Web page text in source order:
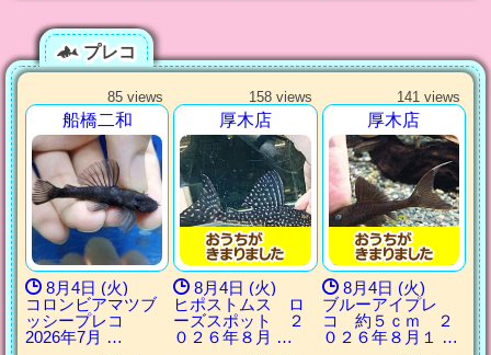
プレコ
85 views
船橋二和
8月4日 (火)
コロンビアマツブ
ッシープレコ
2026年7月 …
158 views
厚木店
8月4日 (火)
ヒポストムス ロ
ーズスポット ２
０２６年８月 …
141 views
厚木店
8月4日 (火)
ブルーアイプレ
コ 約５ｃｍ ２
０２６年８月１ …